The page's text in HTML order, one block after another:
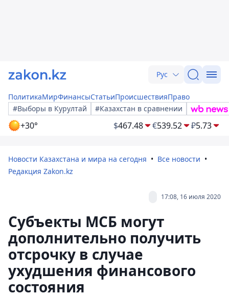
Рус
ПолитикаМирФинансыСтатьиПроисшествияПраво
#Выборы в Курултай
#Казахстан в сравнении
+30° $467.48 €539.52 ₽5.73
Новости Казахстана и мира на сегодня
Все новости
Редакция Zakon.kz
17:08, 16 июля 2020
Субъекты МСБ могут
дополнительно получить
отсрочку в случае
ухудшения финансового
состояния